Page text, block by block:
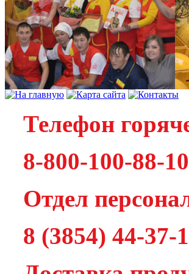
Телефон
8-800-100-88-10
Отдел
8 (3854) 44-37-